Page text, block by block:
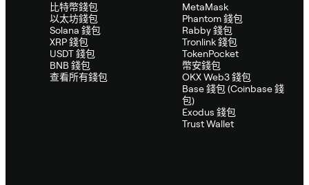
比特幣錢包
以太坊錢包
Solana 錢包
XRP 錢包
USDT 錢包
BNB 錢包
查看所有錢包
MetaMask
Phantom 錢包
Rabby 錢包
Tronlink 錢包
TokenPocket
幣安錢包
OKX Web3 錢包
Base 錢包 (Coinbase 錢
包)
Exodus 錢包
Trust Wallet